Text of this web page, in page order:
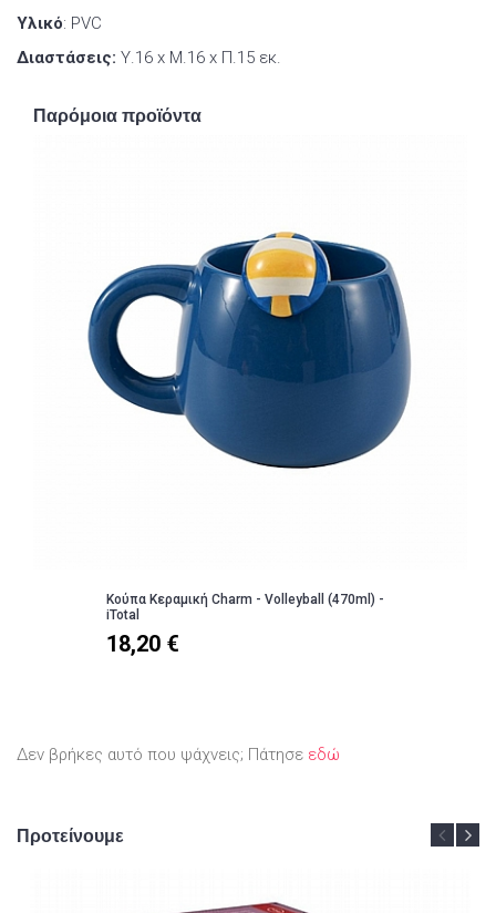
Υλικό: PVC
Διαστάσεις: Υ.16 x Μ.16 x Π.15 εκ.
Παρόμοια προϊόντα
Κούπα Κεραμική Charm - Volleyball (470ml) -
iTotal
18,20 €
Δεν βρήκες αυτό που ψάχνεις; Πάτησε εδώ
Προτείνουμε